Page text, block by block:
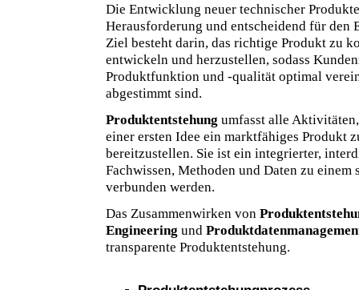
Die Entwicklung neuer technischer
Herausforderung und entscheidend für den
Ziel besteht darin, das richtige Produkt zu
entwickeln und herzustellen, sodass
Produktfunktion und -qualität optimal
abgestimmt sind.
Produktentstehung umfasst alle
einer ersten Idee ein marktfähiges Produkt
bereitzustellen. Sie ist ein integrierter,
Fachwissen, Methoden und Daten zu einem
verbunden werden.
Das Zusammenwirken von
Engineering und
transparente Produktentstehung.